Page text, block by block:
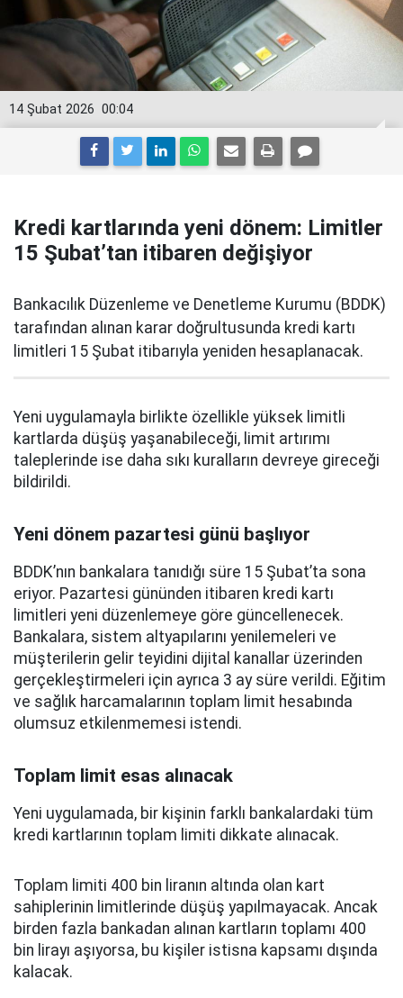
00:04
14 Şubat 2026
Kredi kartlarında yeni dönem: Limitler
15 Şubat’tan itibaren değişiyor
Bankacılık Düzenleme ve Denetleme Kurumu (BDDK)
tarafından alınan karar doğrultusunda kredi kartı
limitleri 15 Şubat itibarıyla yeniden hesaplanacak.
Yeni uygulamayla birlikte özellikle yüksek limitli
kartlarda düşüş yaşanabileceği, limit artırımı
taleplerinde ise daha sıkı kuralların devreye gireceği
bildirildi.
Yeni dönem pazartesi günü başlıyor
BDDK’nın bankalara tanıdığı süre 15 Şubat’ta sona
eriyor. Pazartesi gününden itibaren kredi kartı
limitleri yeni düzenlemeye göre güncellenecek.
Bankalara, sistem altyapılarını yenilemeleri ve
müşterilerin gelir teyidini dijital kanallar üzerinden
gerçekleştirmeleri için ayrıca 3 ay süre verildi. Eğitim
ve sağlık harcamalarının toplam limit hesabında
olumsuz etkilenmemesi istendi.
Toplam limit esas alınacak
Yeni uygulamada, bir kişinin farklı bankalardaki tüm
kredi kartlarının toplam limiti dikkate alınacak.
Toplam limiti 400 bin liranın altında olan kart
sahiplerinin limitlerinde düşüş yapılmayacak. Ancak
birden fazla bankadan alınan kartların toplamı 400
bin lirayı aşıyorsa, bu kişiler istisna kapsamı dışında
kalacak.